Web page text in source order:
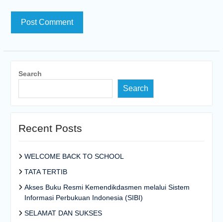
Search
Search
Recent Posts
WELCOME BACK TO SCHOOL
TATA TERTIB
Akses Buku Resmi Kemendikdasmen melalui Sistem
Informasi Perbukuan Indonesia (SIBI)
SELAMAT DAN SUKSES